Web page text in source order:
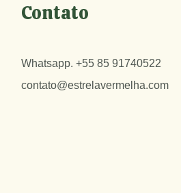
Contato
Whatsapp.+55 85 91740522
contato@estrelavermelha.com